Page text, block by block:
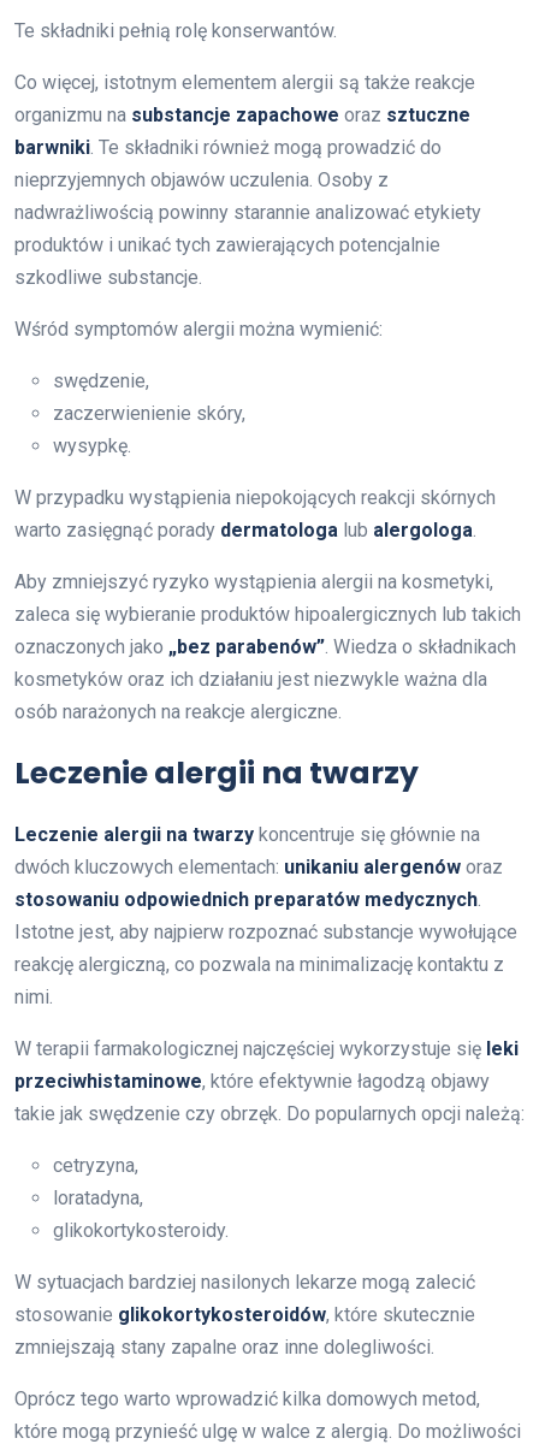
Te składniki pełnią rolę konserwantów.
Co więcej, istotnym elementem alergii są także reakcje
organizmu na substancje zapachowe oraz sztuczne
barwniki . Te składniki również mogą prowadzić do
nieprzyjemnych objawów uczulenia. Osoby z
nadwrażliwością powinny starannie analizować etykiety
produktów i unikać tych zawierających potencjalnie
szkodliwe substancje.
Wśród symptomów alergii można wymienić:
swędzenie,
zaczerwienienie skóry,
wysypkę.
W przypadku wystąpienia niepokojących reakcji skórnych
warto zasięgnąć porady dermatologa lub alergologa
Aby zmniejszyć ryzyko wystąpienia alergii na kosmetyki,
zaleca się wybieranie produktów hipoalergicznych lub takich
oznaczonych jako „bez parabenów” . Wiedza o składnikach
kosmetyków oraz ich działaniu jest niezwykle ważna dla
osób narażonych na reakcje alergiczne.
Leczenie alergii na twarzy
Leczenie alergii na twarzy koncentruje się głównie na
dwóch kluczowych elementach: unikaniu alergenów oraz
stosowaniu odpowiednich preparatów medycznych
Istotne jest, aby najpierw rozpoznać substancje wywołujące
reakcję alergiczną, co pozwala na minimalizację kontaktu z
nimi.
W terapii farmakologicznej najczęściej wykorzystuje się leki
przeciwhistaminowe, które efektywnie łagodzą objawy
takie jak swędzenie czy obrzęk. Do popularnych opcji należą:
cetryzyna,
loratadyna,
glikokortykosteroidy.
W sytuacjach bardziej nasilonych lekarze mogą zalecić
stosowanie glikokortykosteroidów, które skutecznie
zmniejszają stany zapalne oraz inne dolegliwości.
Oprócz tego warto wprowadzić kilka domowych metod,
które mogą przynieść ulgę w walce z alergią. Do możliwości